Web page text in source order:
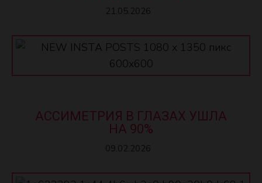
21.05.2026
АССИМЕТРИЯ В ГЛАЗАХ УШЛА
НА 90%
09.02.2026